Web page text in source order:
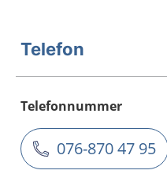
Telefon
Telefonnummer
076-870 47 95